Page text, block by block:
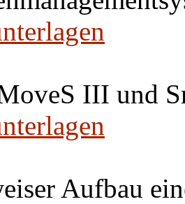
III und
Aufbau